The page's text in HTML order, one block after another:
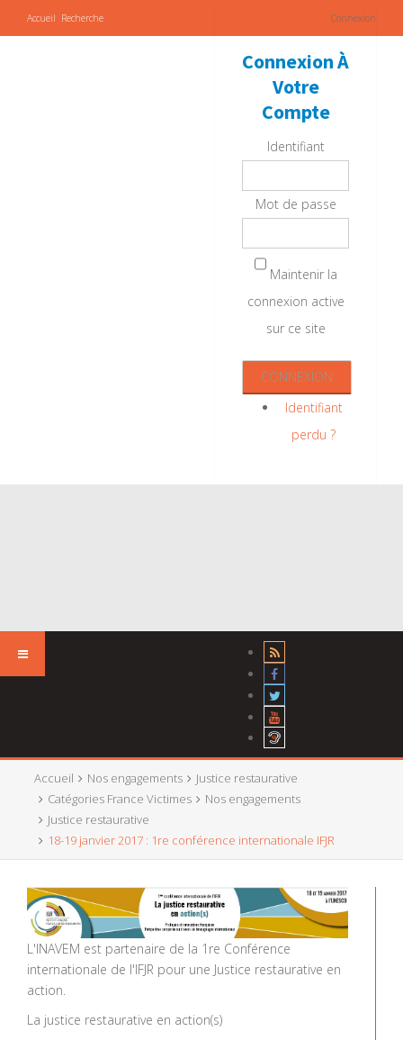
Accueil Recherche Connexion
Connexion À
Votre
Compte
Identifiant
Mot de passe
Maintenir la
connexion active
sur ce site
Identifiant
perdu ?
Accueil Nos engagements
Justice restaurative
Catégories France Victimes
Nos engagements
Justice restaurative
18-19 janvier 2017 : 1re conférence internationale IFJR
L'INAVEM est partenaire de la 1re Conférence
internationale de l'IFJR pour une Justice restaurative en
action.
La justice restaurative en action(s)